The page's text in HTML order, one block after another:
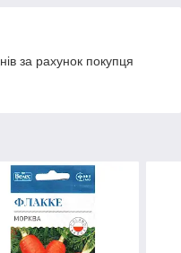
за рахунок покупця